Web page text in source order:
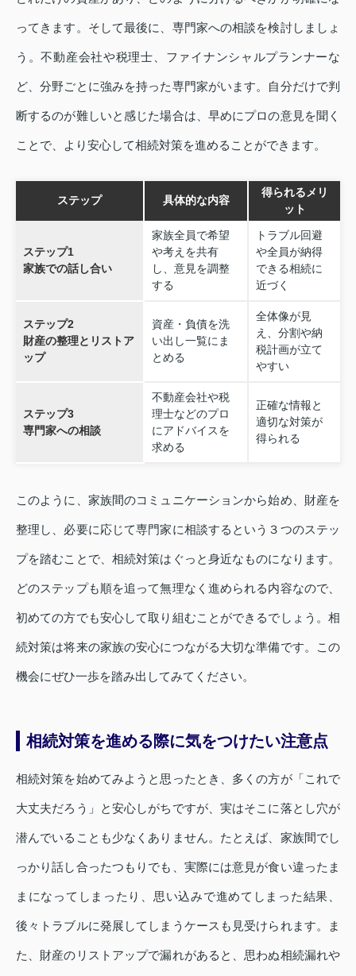
ってきます。そして最後に、専門家への相談を検討しましょ
う。不動産会社や税理士、ファイナンシャルプランナーな
ど、分野ごとに強みを持った専門家がいます。自分だけで判
断するのが難しいと感じた場合は、早めにプロの意見を聞く
ことで、より安心して相続対策を進めることができます。
ステップ 具体的な内容
得られるメリ
ット
ステップ1
家族での話し合い
家族全員で希望
や考えを共有
し、意見を調整
する
トラブル回避
や全員が納得
できる相続に
近づく
ステップ2
財産の整理とリストア
ップ
資産・負債を洗
い出し一覧にま
とめる
全体像が見
え、分割や納
税計画が立て
やすい
ステップ3
専門家への相談
不動産会社や税
理士などのプロ
にアドバイスを
求める
正確な情報と
適切な対策が
得られる
このように、家族間のコミュニケーションから始め、財産を
整理し、必要に応じて専門家に相談するという３つのステッ
プを踏むことで、相続対策はぐっと身近なものになります。
どのステップも順を追って無理なく進められる内容なので、
初めての方でも安心して取り組むことができるでしょう。相
続対策は将来の家族の安心につながる大切な準備です。この
機会にぜひ一歩を踏み出してみてください。
相続対策を進める際に気をつけたい注意点
相続対策を始めてみようと思ったとき、多くの方が「これで
大丈夫だろう」と安心しがちですが、実はそこに落とし穴が
潜んでいることも少なくありません。たとえば、家族間でし
っかり話し合ったつもりでも、実際には意見が食い違ったま
まになってしまったり、思い込みで進めてしまった結果、
後々トラブルに発展してしまうケースも見受けられます。ま
た、財産のリストアップで漏れがあると、思わぬ相続漏れや